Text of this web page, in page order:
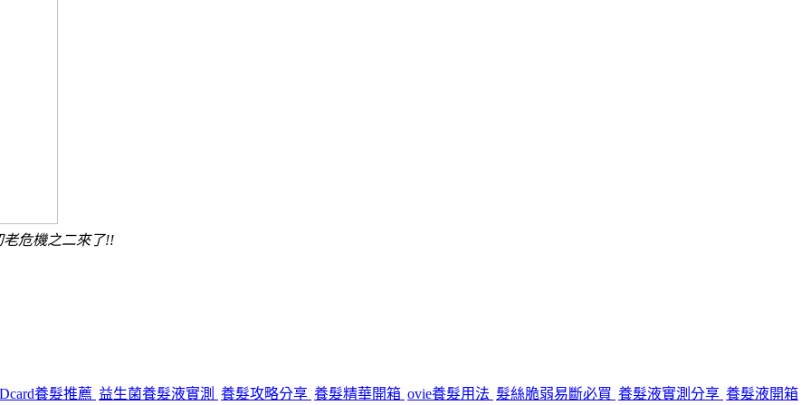
老危機之二來了!!
Dcard養髮推薦 益生菌養髮液實測 養髮攻略分享 養髮精華開箱 ovie養髮用法 髮絲脆弱易斷必買 養髮液實測分享 養髮液開箱